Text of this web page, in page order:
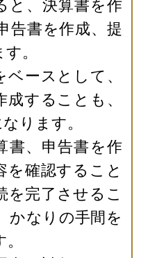
と、決算書を作
告書を作成、提
。
ースとして、
することも、
ります。
書、申告書を作
を確認すること
を完了させるこ
かなりの手間を